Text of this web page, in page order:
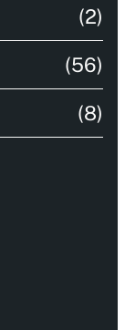
(2)
(56)
(8)